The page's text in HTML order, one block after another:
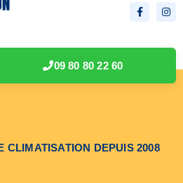
09 80 80 22 60
CLIMATISATION DEPUIS 2008